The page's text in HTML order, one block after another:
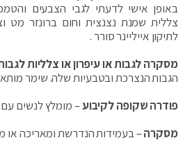
באופן אישי לדעתי לגבי הצבעים
צללית שמנת נצנצית וחום ברונזר מט
לתיקון אייליינר סורר .
מסקרה לגבות או עיפרון או צלליות
הגבות הנצרכת ובטבעיות שלה. שימר
פודרה שקופה לקיבוע– מומלץ לנשים עם
מסקרה– בעמידות הנדרשת ומאריכה או